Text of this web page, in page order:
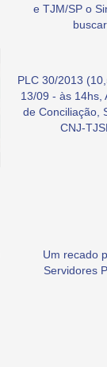
e TJM/SP o
PLC 30/2013
13/09 - às 14hs,
de Conciliação,
CNJ-
Um recado
Servidores